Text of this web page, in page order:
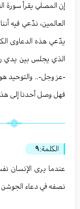
إن المصلي يقرأ سورة
العالمين، ندّعي فيه
يدّعي هذه الدعاوى
الذي يجلس بين يدي
-عز وجل-.. والتوحيد هو
فهل وصل أحدنا إلى
الكلمة:٩
عندما يرى الإنسان
نصفه في دعاء الجوشن